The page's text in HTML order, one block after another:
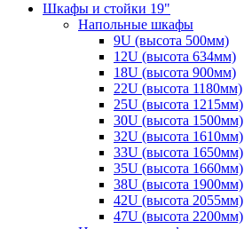
Шкафы и стойки 19"
Напольные шкафы
9U (высота 500мм)
12U (высота 634мм)
18U (высота 900мм)
22U (высота 1180мм)
25U (высота 1215мм)
30U (высота 1500мм)
32U (высота 1610мм)
33U (высота 1650мм)
35U (высота 1660мм)
38U (высота 1900мм)
42U (высота 2055мм)
47U (высота 2200мм)